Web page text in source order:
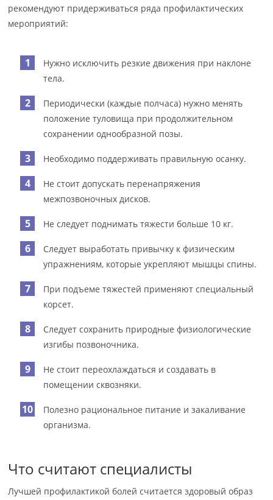
рекомендуют придерживаться ряда профилактических
мероприятий:
Нужно исключить резкие движения при наклоне
тела.
Периодически (каждые полчаса) нужно менять
положение туловища при продолжительном
сохранении однообразной позы.
Необходимо поддерживать правильную осанку.
Не стоит допускать перенапряжения
межпозвоночных дисков.
Не следует поднимать тяжести больше 10 кг.
Следует выработать привычку к физическим
упражнениям, которые укрепляют мышцы спины.
При подъеме тяжестей применяют специальный
корсет.
Следует сохранить природные физиологические
изгибы позвоночника.
Не стоит переохлаждаться и создавать в
помещении сквозняки.
Полезно рациональное питание и закаливание
организма.
Что считают специалисты
Лучшей профилактикой болей считается здоровый образ